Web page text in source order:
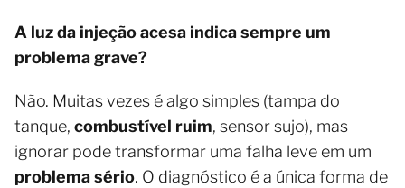
A luz da injeção acesa indica sempre um
problema grave?
Não. Muitas vezes é algo simples (tampa do
tanque, combustível ruim, sensor sujo), mas
ignorar pode transformar uma falha leve em um
problema sério. O diagnóstico é a única forma de